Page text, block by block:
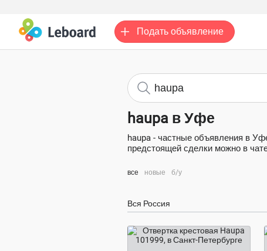
Подать объявление
haupa в Уфе
haupa - частные объявления в
предстоящей сделки можно в
все новые б/у
Вся Россия